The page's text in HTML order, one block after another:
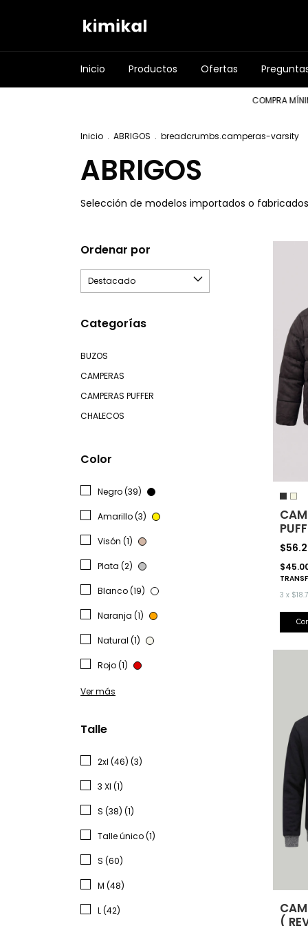
Inicio Productos Ofertas
COMPRA MÍNIMA $80.000
Inicio . ABRIGOS . breadcrumbs.camperas-varsity
ABRIGOS
Selección de modelos importados o
Ordenar por
Categorías
BUZOS
CAMPERAS
CAMPERAS PUFFER
CHALECOS
Color
Negro (39)
Amarillo (3)
Visón (1)
Plata (2)
Blanco (19)
Naranja (1)
Natural (1)
Rojo (1)
Ver más
Talle
2xl (46) (3)
3 Xl (1)
S (38) (1)
Talle único (1)
S (60)
M (48)
L (42)
3 x
(